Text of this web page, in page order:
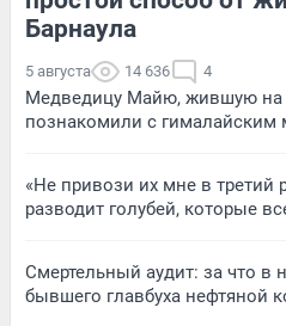
Барнаула
5 августа 14 636 4
Медведицу Майю, жившую на
познакомили с
«Не привози их мне в третий
разводит голубей, которые
Смертельный аудит: за что в
бывшего главбуха нефтяной